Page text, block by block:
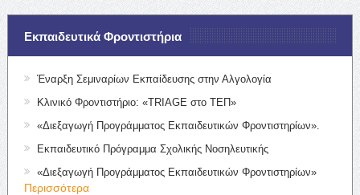
Εκπαιδευτικά Φροντιστήρια
Έναρξη Σεμιναρίων Εκπαίδευσης στην Αλγολογία
Κλινικό Φροντιστήριο: «TRIAGE στο ΤΕΠ»
«Διεξαγωγή Προγράμματος Εκπαιδευτικών Φροντιστηρίων».
Εκπαιδευτικό Πρόγραμμα Σχολικής Νοσηλευτικής
«Διεξαγωγή Προγράμματος Εκπαιδευτικών Φροντιστηρίων»
Περισσότερα